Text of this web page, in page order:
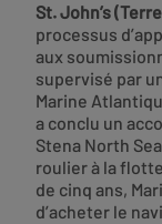
St. John’s
processus
aux
supervisé par
Marine
a conclu un
Stena North
roulier à la
de cinq ans,
d’acheter le